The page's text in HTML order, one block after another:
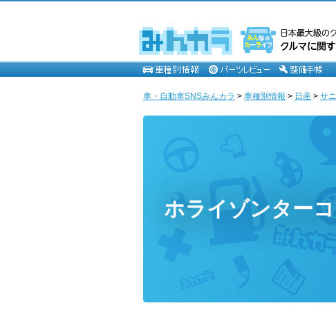
車・自動車SNSみんカラ > 車種別情報 > 日産 > サ
ホライゾンター